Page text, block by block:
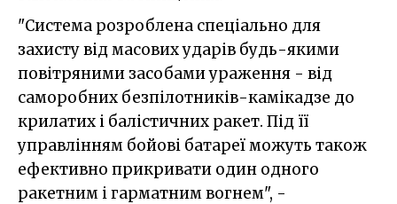
"Система розроблена спеціально для
захисту від масових ударів будь-якими
повітряними засобами ураження - від
саморобних безпілотників-камікадзе до
крилатих і балістичних ракет. Під її
управлінням бойові батареї можуть також
ефективно прикривати один одного
ракетним і гарматним вогнем", -